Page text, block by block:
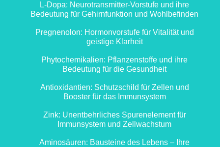
L-Dopa: Neurotransmitter-Vorstufe und ihre
Bedeutung für Gehirnfunktion und Wohlbefinden
Pregnenolon: Hormonvorstufe für Vitalität und
geistige Klarheit
Phytochemikalien: Pflanzenstoffe und ihre
Bedeutung für die Gesundheit
Antioxidantien: Schutzschild für Zellen und
Booster für das Immunsystem
Zink: Unentbehrliches Spurenelement für
Immunsystem und Zellwachstum
Aminosäuren: Bausteine des Lebens – Ihre